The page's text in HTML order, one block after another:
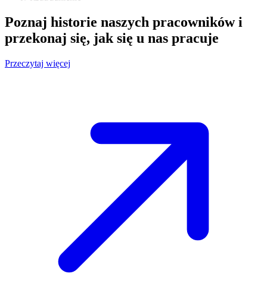
Poznaj historie naszych pracowników i
przekonaj się, jak się u nas pracuje
Przeczytaj więcej